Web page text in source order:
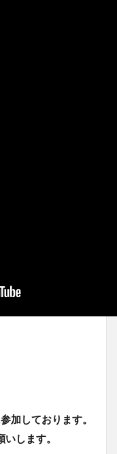
加しております。
します。